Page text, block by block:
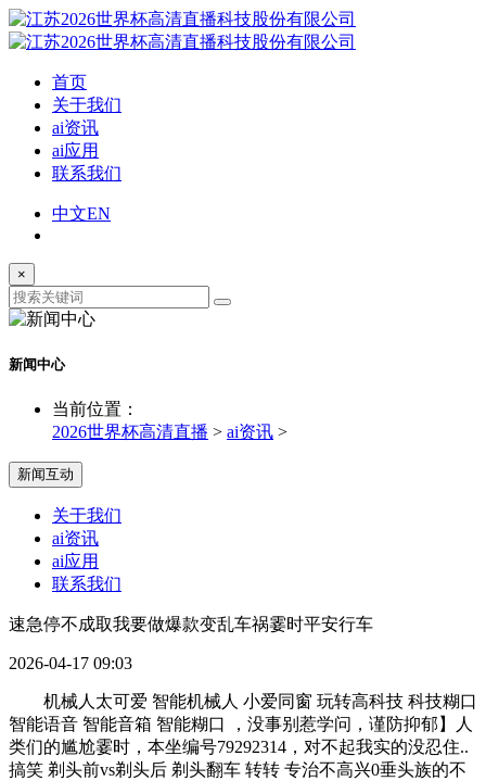
首页
关于我们
ai资讯
ai应用
联系我们
中文EN
×
新闻中心
当前位置：
2026世界杯高清直播 > ai资讯 >
新闻互动
关于我们
ai资讯
ai应用
联系我们
速急停不成取我要做爆款变乱车祸霎时平安行车
2026-04-17 09:03
机械人太可爱 智能机械人 小爱同窗 玩转高科技 科技糊口
智能语音 智能音箱 智能糊口 ，没事别惹学问，谨防抑郁】人
类们的尴尬霎时，本坐编号79292314，对不起我实的没忍住..
搞笑 剃头前vs剃头后 剃头翻车 转转 专治不高兴0垂头族的不